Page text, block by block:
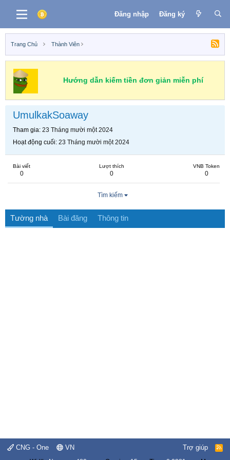
Đăng nhập Đăng ký
Trang Chủ Thành Viên
Hướng dẫn kiếm tiền đơn giản miễn phí
UmulkakSoaway
Tham gia 23 Tháng mười một 2024
Hoạt động cuối 23 Tháng mười một 2024
Bài viết
0
Lượt thích
0
VNB Token
0
Tìm kiếm
Tường nhà Bài đăng Thông tin
CNG - One VN Trợ giúp
R